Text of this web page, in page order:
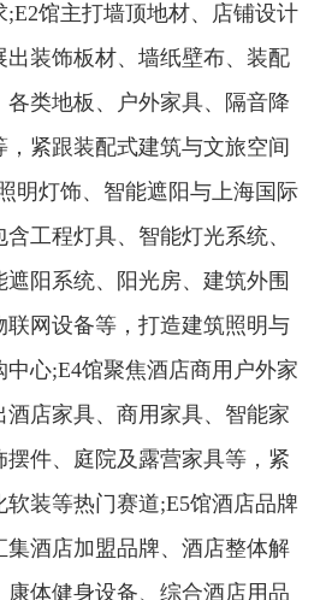
馆主打墙顶地材、店铺设计
出装饰板材、墙纸壁布、装配
类地板、户外家具、隔音降
紧跟装配式建筑与文旅空间
明灯饰、智能遮阳与上海国际
工程灯具、智能灯光系统、
阳系统、阳光房、建筑外围
联网设备等，打造建筑照明与
心;E4馆聚焦酒店商用户外家
店家具、商用家具、智能家
件、庭院及露营家具等，紧
装等热门赛道;E5馆酒店品牌
集酒店加盟品牌、酒店整体解
康体健身设备、综合酒店用品